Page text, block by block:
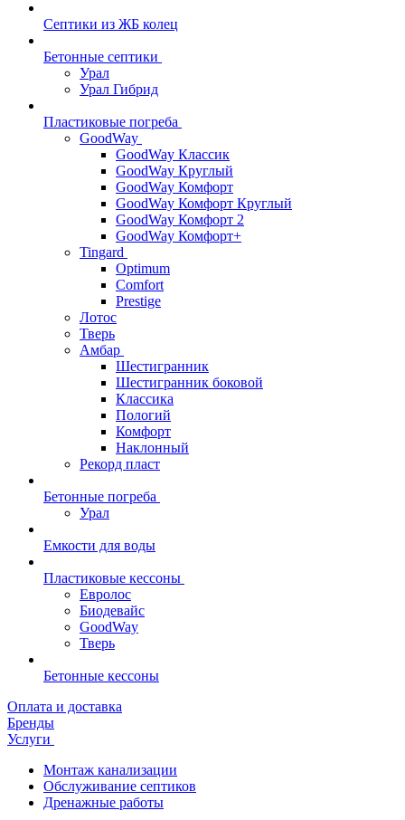
Септики из ЖБ колец
Бетонные септики
Урал
Урал Гибрид
Пластиковые погреба
GoodWay
GoodWay Классик
GoodWay Круглый
GoodWay Комфорт
GoodWay Комфорт Круглый
GoodWay Комфорт 2
GoodWay Комфорт+
Tingard
Optimum
Comfort
Prestige
Лотос
Тверь
Амбар
Шестигранник
Шестигранник боковой
Классика
Пологий
Комфорт
Наклонный
Рекорд пласт
Бетонные погреба
Урал
Емкости для воды
Пластиковые кессоны
Евролос
Биодевайс
GoodWay
Тверь
Бетонные кессоны
Оплата и доставка
Бренды
Услуги
Монтаж канализации
Обслуживание септиков
Дренажные работы